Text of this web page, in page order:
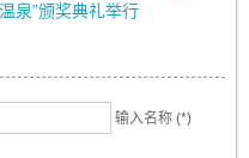
温泉”颁奖典礼举行
输入名称 (*)